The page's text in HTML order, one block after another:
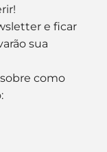
e ficar
sua
como